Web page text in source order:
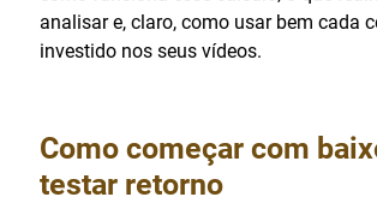
analisar e, claro, como usar bem cada
investido nos seus vídeos.
Como começar com
testar retorno